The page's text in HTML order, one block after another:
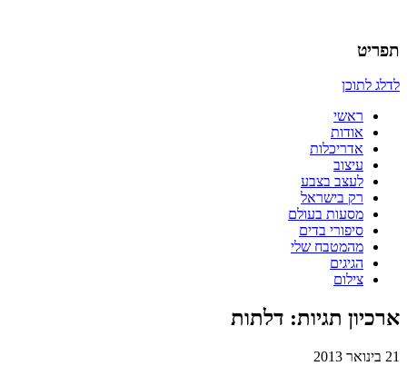
כמו אויר לנשימה – בלוג של
אדריכלית
תפריט
לדלג לתוכן
ראשי
אודות
אדריכלות
עיצוב
לעצב בצבע
רק בישראל
מסעות בעולם
סיפורי בדים
מהמטבח שלי
הגיגים
צילום
ארכיון תגיות: דלתות
21 בינואר 2013